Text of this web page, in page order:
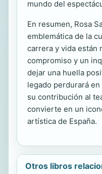
mundo del
En resumen, Rosa
emblemática de la
carrera y vida están
compromiso y un
dejar una huella
legado perdurará
su contribución al
convierte en un
artística de España.
Otros libros